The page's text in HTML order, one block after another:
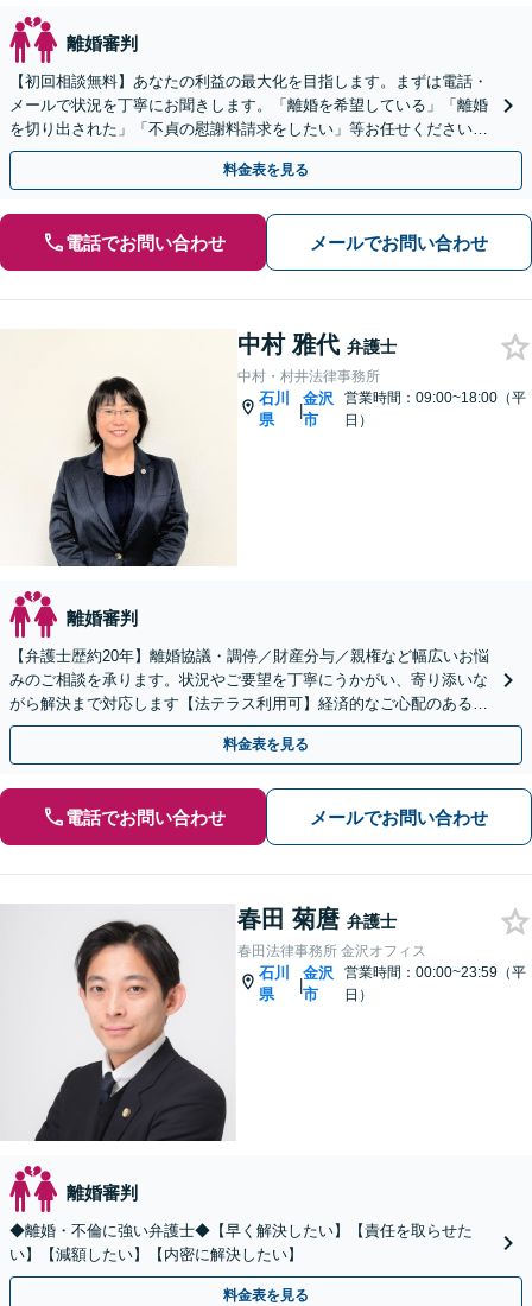
離婚審判
【初回相談無料】あなたの利益の最大化を目指します。まずは電話・
メールで状況を丁寧にお聞きします。「離婚を希望している」「離婚
を切り出された」「不貞の慰謝料請求をしたい」等お任せください。
【リーズナブルな料金設定】
料金表を見る
電話でお問い合わせ メールでお問い合わせ
中村 雅代 弁護士
中村・村井法律事務所
石川
県
|
金沢
市
営業時間：09:00~18:00（平
日）
離婚審判
【弁護士歴約20年】離婚協議・調停／財産分与／親権など幅広いお悩
みのご相談を承ります。状況やご要望を丁寧にうかがい、寄り添いな
がら解決まで対応します【法テラス利用可】経済的なご心配のある方
も一度ご相談ください
料金表を見る
電話でお問い合わせ メールでお問い合わせ
春田 菊麿 弁護士
春田法律事務所 金沢オフィス
石川
県
|
金沢
市
営業時間：00:00~23:59（平
日）
離婚審判
◆離婚・不倫に強い弁護士◆【早く解決したい】【責任を取らせた
い】【減額したい】【内密に解決したい】
料金表を見る